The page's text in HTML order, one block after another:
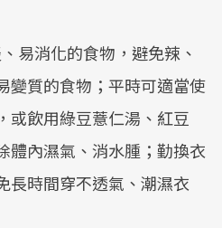
易消化的食物，避免辣、
變質的食物；平時可適當使
或飲用綠豆薏仁湯、紅豆
體內濕氣、消水腫；勤換衣
長時間穿不透氣、潮濕衣